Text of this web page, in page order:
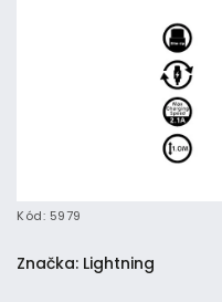
Kód: 5979
Značka: Lightning